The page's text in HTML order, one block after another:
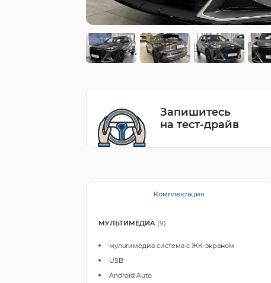
Запишитесь
на тест-драйв
Комплектация
МУЛЬТИМЕДИА (9)
мультимедиа система с ЖК-экраном
USB
Android Auto